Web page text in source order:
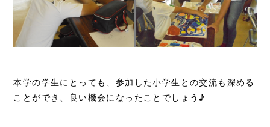
本学の学生にとっても、参加した小学生との交流も深める
ことができ、良い機会になったことでしょう♪